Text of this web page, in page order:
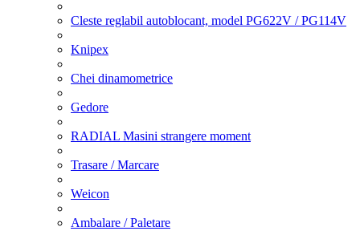
Cleste reglabil autoblocant, model PG622V / PG114V
Knipex
Chei dinamometrice
Gedore
RADIAL Masini strangere moment
Trasare / Marcare
Weicon
Ambalare / Paletare